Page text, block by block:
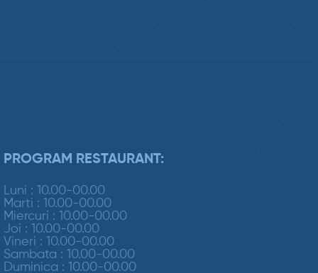
PROGRAM RESTAURANT:
Luni : 10.00-00.00
Marti : 10.00-00.00
Miercuri : 10.00-00.00
Joi : 10.00-00.00
Vineri : 10.00-00.00
Sambata : 10.00-00.00
Duminica : 10.00-00.00